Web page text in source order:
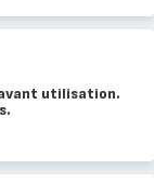
utilisation.